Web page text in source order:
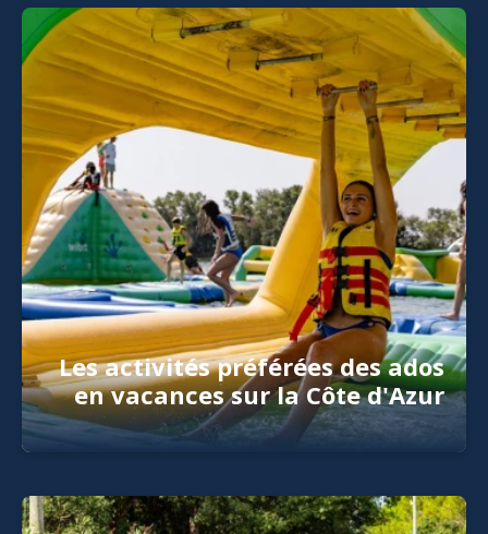
Les activités préférées des ados
en vacances sur la Côte d'Azur